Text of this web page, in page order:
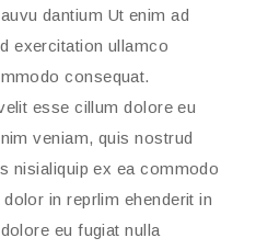
dantium Ut enim ad
exercitation ullamco
consequat.
esse cillum dolore eu
veniam, quis nostrud
nisialiquip ex ea commodo
in reprlim ehenderit in
eu fugiat nulla